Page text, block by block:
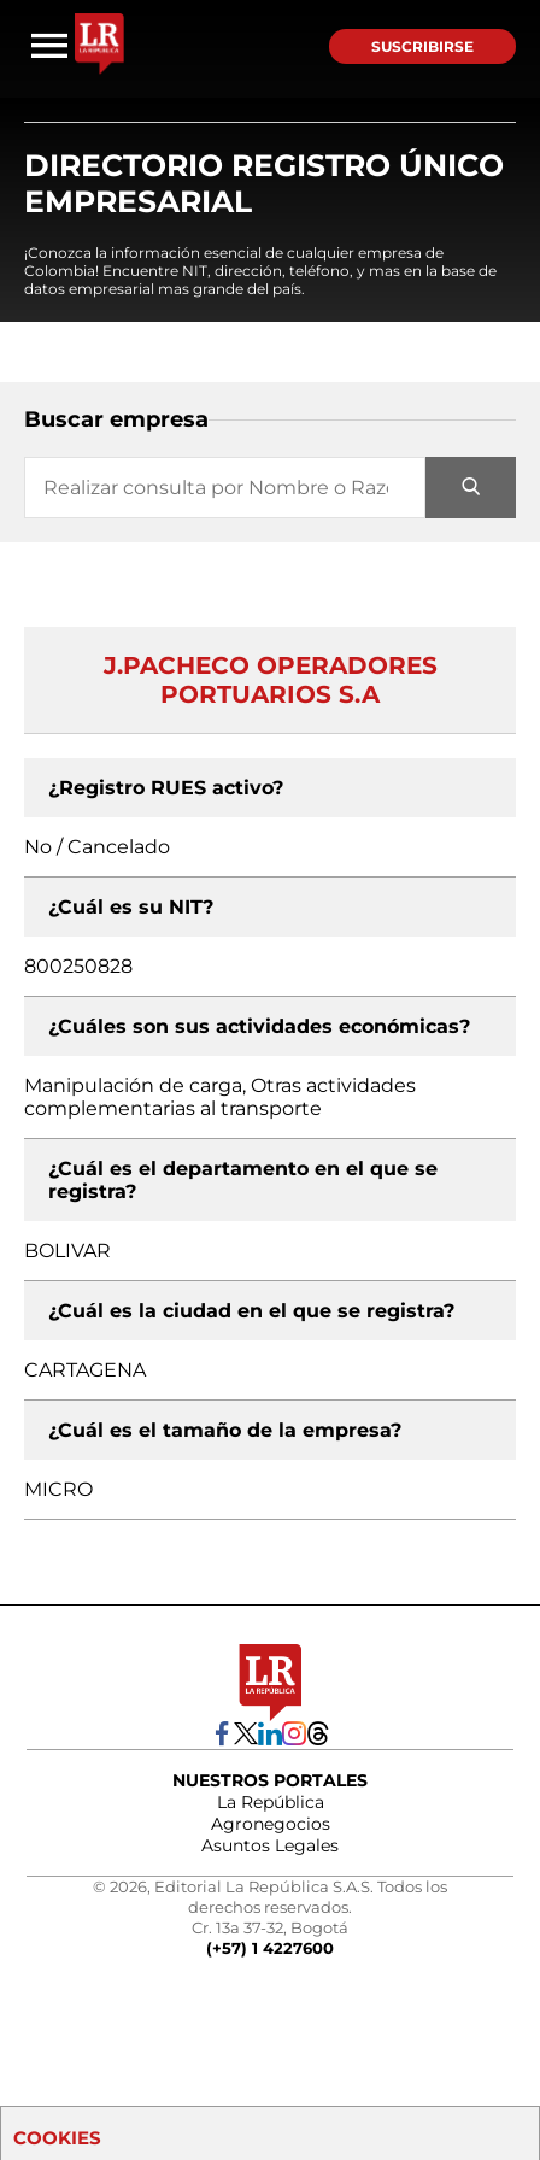
SUSCRIBIRSE
DIRECTORIO REGISTRO ÚNICO
EMPRESARIAL
¡Conozca la información esencial de cualquier empresa de
Colombia! Encuentre NIT, dirección, teléfono, y mas en la base de
datos empresarial mas grande del país.
Buscar empresa
J.PACHECO OPERADORES
PORTUARIOS S.A
¿Registro RUES activo?
No / Cancelado
¿Cuál es su NIT?
800250828
¿Cuáles son sus actividades económicas?
Manipulación de carga, Otras actividades
complementarias al transporte
¿Cuál es el departamento en el que se
registra?
BOLIVAR
¿Cuál es la ciudad en el que se registra?
CARTAGENA
¿Cuál es el tamaño de la empresa?
MICRO
NUESTROS PORTALES
La República
Agronegocios
Asuntos Legales
© 2026, Editorial La República S.A.S. Todos los
derechos reservados.
Cr. 13a 37-32, Bogotá
(+57) 1 4227600
COOKIES